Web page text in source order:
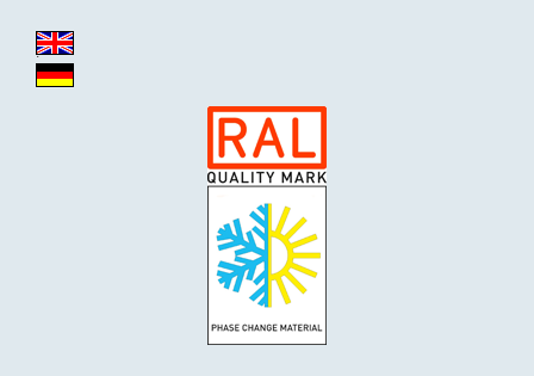
Zum Hauptinhalt springen
.